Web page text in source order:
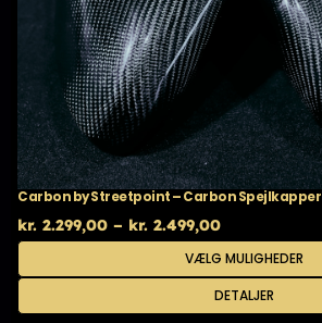
Carbon by Streetpoint – Carbon Spejlkapper
kr. 2.299,00 – kr. 2.499,00Prisinterval:
kr. 2.299,00
til
kr. 2.499,00
VÆLG MULIGHEDER
Dette
vare
flere
DETALJER